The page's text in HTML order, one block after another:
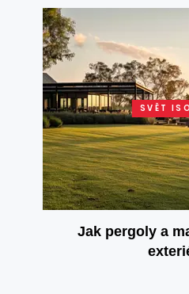
SVĚT
Jak pergoly a